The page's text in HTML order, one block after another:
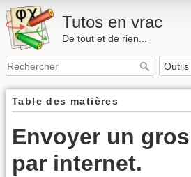
Tutos en vrac
De tout et de rien...
Table des matières
Envoyer un
par internet.